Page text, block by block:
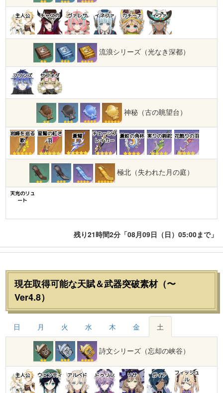
主人公 チャスカ ヴァレサ イネファ カチーナ イファ
流浪シリーズ（光なき深都）
フリンズ ヤフォダ
神秘（古の眺望台）
岩峰を巡る
歌
星鷲の紅き
羽
蒼耀
チェーンブ
レイカー
蒼紋の角杯 実りの鉤鉈 花飾りの羽
極北（失われた月の庭）
天光のリュ
ート
残り21時間2分「08月09日（日）05:00まで」
現在取得可能な天賦＆武器突破素材（〜
Ver4.8）
日 月 火 水 木 金 土
詩文シリーズ（忘却の峡谷）
主人公 ウェンティ アルベド ドゥリン リサ ガイア
フィッシュ
ル